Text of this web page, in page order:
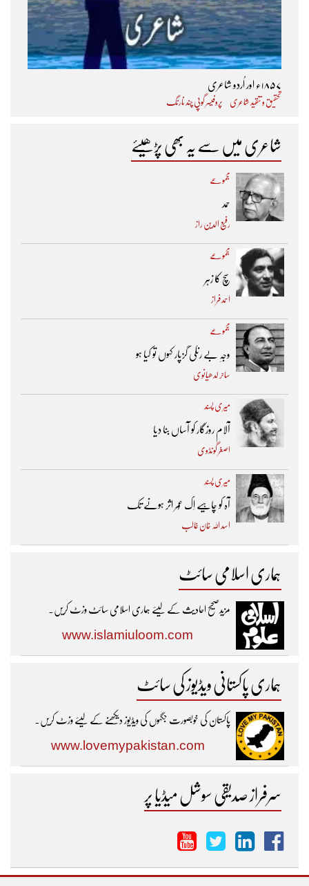
۱۸۵۷ء اور اُردو شاعری
تحقیق و تنقید شاعری پروفیسر گوپی چند نارنگ
شاعری میں سے یہ بھی پڑھیئے
مجموعے
حمد
رفیع الدین راز
مجموعے
سچ کا زہر
احمد فراز
مجموعے
وجہِ بے رنگی گزپار کہوں تو کیا ہو
ساحر لدھیانوی
میری پسند
آلام روزگار کو آساں بنا دیا
اصغر گونڈوی
میری پسند
آہ کو چاہیے اِک عُمر اثر ہونے تک ​
اسد اللہ خان غالب
ہماری اسلامی سائٹ
مزیدصحیح احادیث کے لیئے ہماری اسلامی سائٹ وزٹ کریں۔
www.islamiuloom.com
ہماری پاکستانی ویڈیوز کی سائٹ
پاکستان کی خوبصورت جگہوں کی ویڈیوز دیکھنے کے لیئے وزٹ کریں۔
www.lovemypakistan.com
سرفراز صدیقی سوشل میڈیا پر